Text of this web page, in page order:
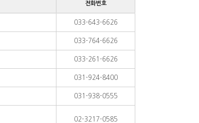
전화번호
033-643-6626
033-764-6626
033-261-6626
031-924-8400
031-938-0555
02-3217-0585